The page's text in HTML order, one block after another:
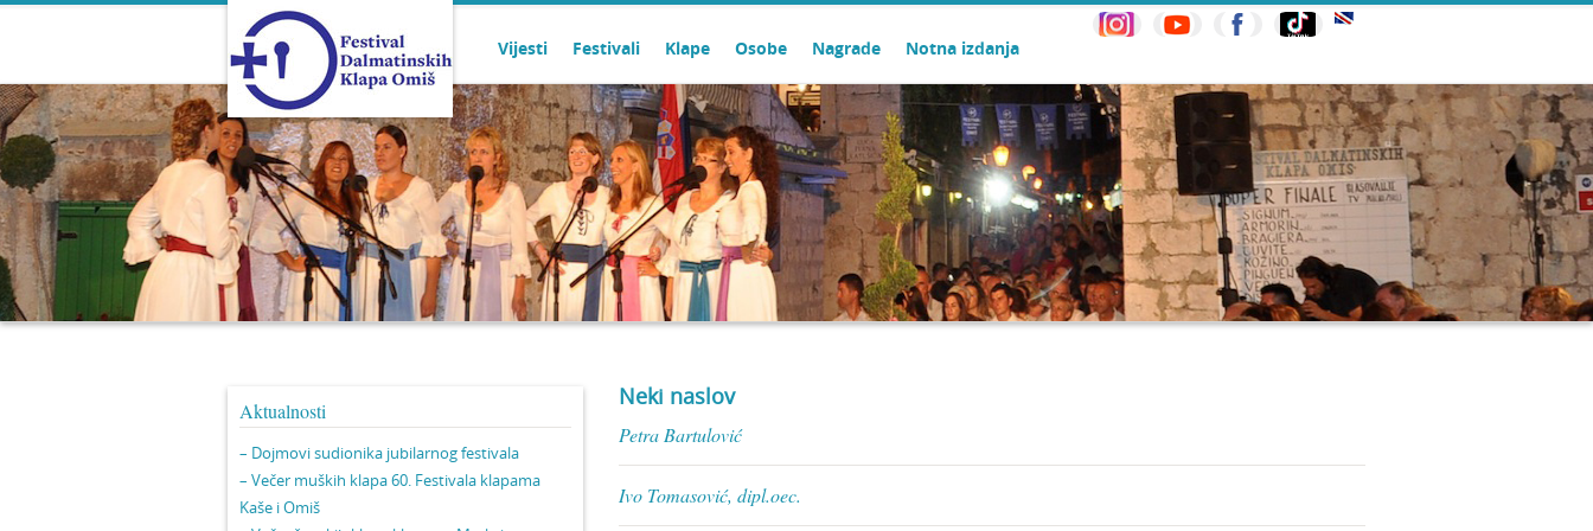
Vijesti Festivali Klape Osobe Nagrade Notna izdanja
Aktualnosti
– Dojmovi sudionika jubilarnog festivala
– Večer muških klapa 60. Festivala klapama
Kaše i Omiš
Neki naslov
Petra Bartulović
Ivo Tomasović, dipl.oec.